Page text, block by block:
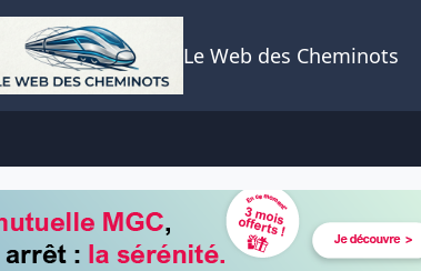
Le Web des Cheminots